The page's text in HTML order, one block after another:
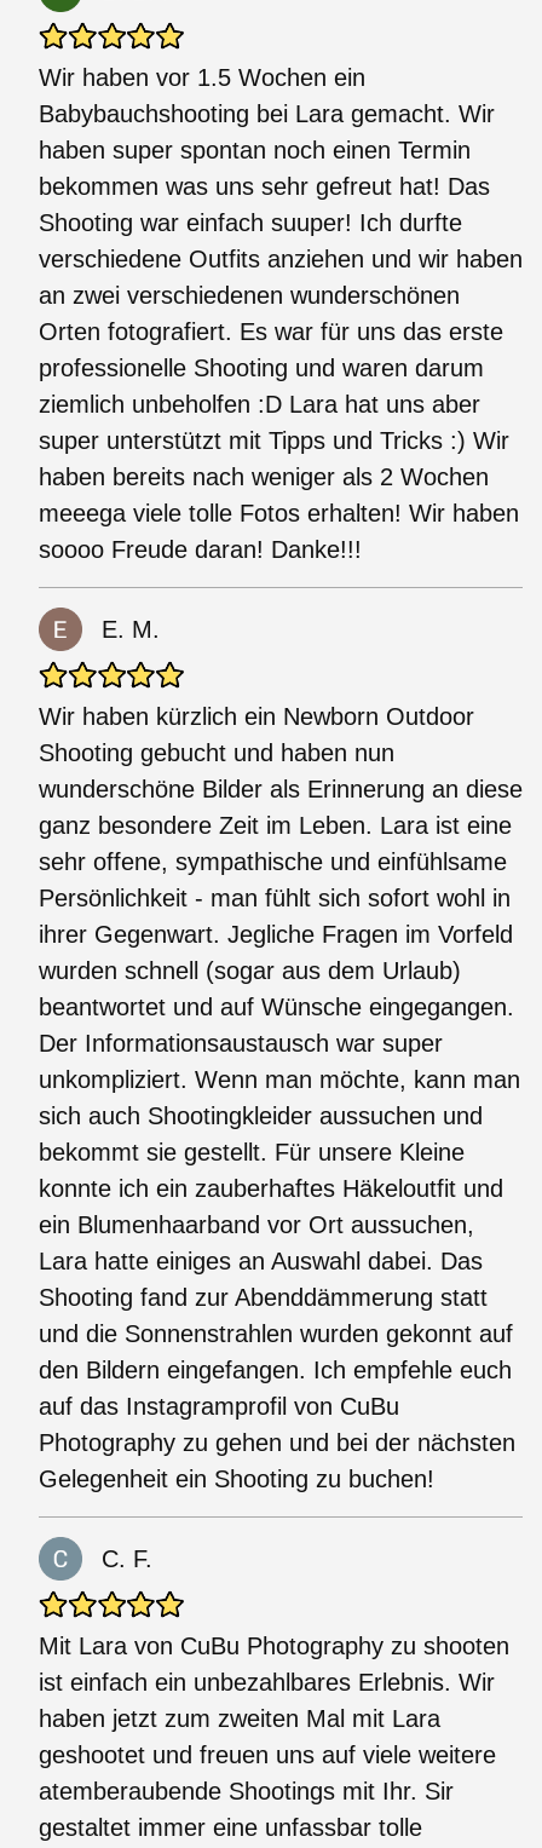
Wir haben vor 1.5 Wochen ein
Babybauchshooting bei Lara gemacht. Wir
haben super spontan noch einen Termin
bekommen was uns sehr gefreut hat! Das
Shooting war einfach suuper! Ich durfte
verschiedene Outfits anziehen und wir haben
an zwei verschiedenen wunderschönen
Orten fotografiert. Es war für uns das erste
professionelle Shooting und waren darum
ziemlich unbeholfen :D Lara hat uns aber
super unterstützt mit Tipps und Tricks :) Wir
haben bereits nach weniger als 2 Wochen
meeega viele tolle Fotos erhalten! Wir haben
soooo Freude daran! Danke!!!
E. M.
Wir haben kürzlich ein Newborn Outdoor
Shooting gebucht und haben nun
wunderschöne Bilder als Erinnerung an diese
ganz besondere Zeit im Leben. Lara ist eine
sehr offene, sympathische und einfühlsame
Persönlichkeit - man fühlt sich sofort wohl in
ihrer Gegenwart. Jegliche Fragen im Vorfeld
wurden schnell (sogar aus dem Urlaub)
beantwortet und auf Wünsche eingegangen.
Der Informationsaustausch war super
unkompliziert. Wenn man möchte, kann man
sich auch Shootingkleider aussuchen und
bekommt sie gestellt. Für unsere Kleine
konnte ich ein zauberhaftes Häkeloutfit und
ein Blumenhaarband vor Ort aussuchen,
Lara hatte einiges an Auswahl dabei. Das
Shooting fand zur Abenddämmerung statt
und die Sonnenstrahlen wurden gekonnt auf
den Bildern eingefangen. Ich empfehle euch
auf das Instagramprofil von CuBu
Photography zu gehen und bei der nächsten
Gelegenheit ein Shooting zu buchen!
C. F.
Mit Lara von CuBu Photography zu shooten
ist einfach ein unbezahlbares Erlebnis. Wir
haben jetzt zum zweiten Mal mit Lara
geshootet und freuen uns auf viele weitere
atemberaubende Shootings mit Ihr. Sir
gestaltet immer eine unfassbar tolle